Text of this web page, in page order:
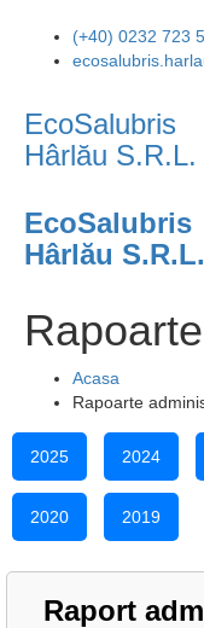
(+40) 0232 723
EcoSalubris
Hârlău S.R.L.
EcoSalubris
Hârlău S.R.L.
Acasa
Rapoarte
2025 2024
2020 2019
Raport